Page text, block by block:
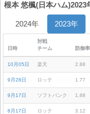
根本 悠楓(日本ハム
2024年 2023年
日時
対戦
チーム
防御率
10月05日 楽天 2.88
9月28日 ロッテ 1.77
9月17日 ソフトバンク 1.88
8月17日 ロッテ 3.12